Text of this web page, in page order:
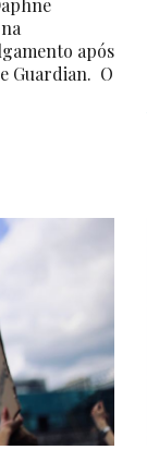
após
Guardian. O